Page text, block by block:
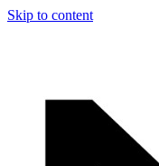
Skip to content